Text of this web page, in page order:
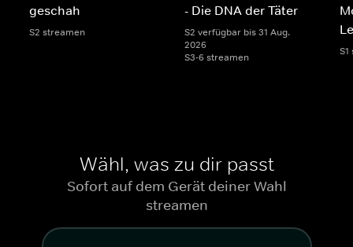
geschah
S2 streamen
- Die DNA der Täter
S2 verfügbar bis 31 Aug.
2026
S3-6 streamen
Wähl, was zu dir passt
Sofort auf dem Gerät deiner Wahl
streamen